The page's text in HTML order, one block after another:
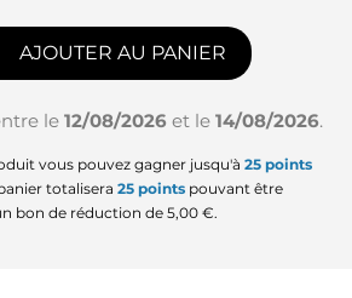
AJOUTER AU PANIER
le 12/08/2026 et le 14/08/2026.
vous pouvez gagner jusqu'à 25 points
totalisera 25 points pouvant être
bon de réduction de 5,00 €.